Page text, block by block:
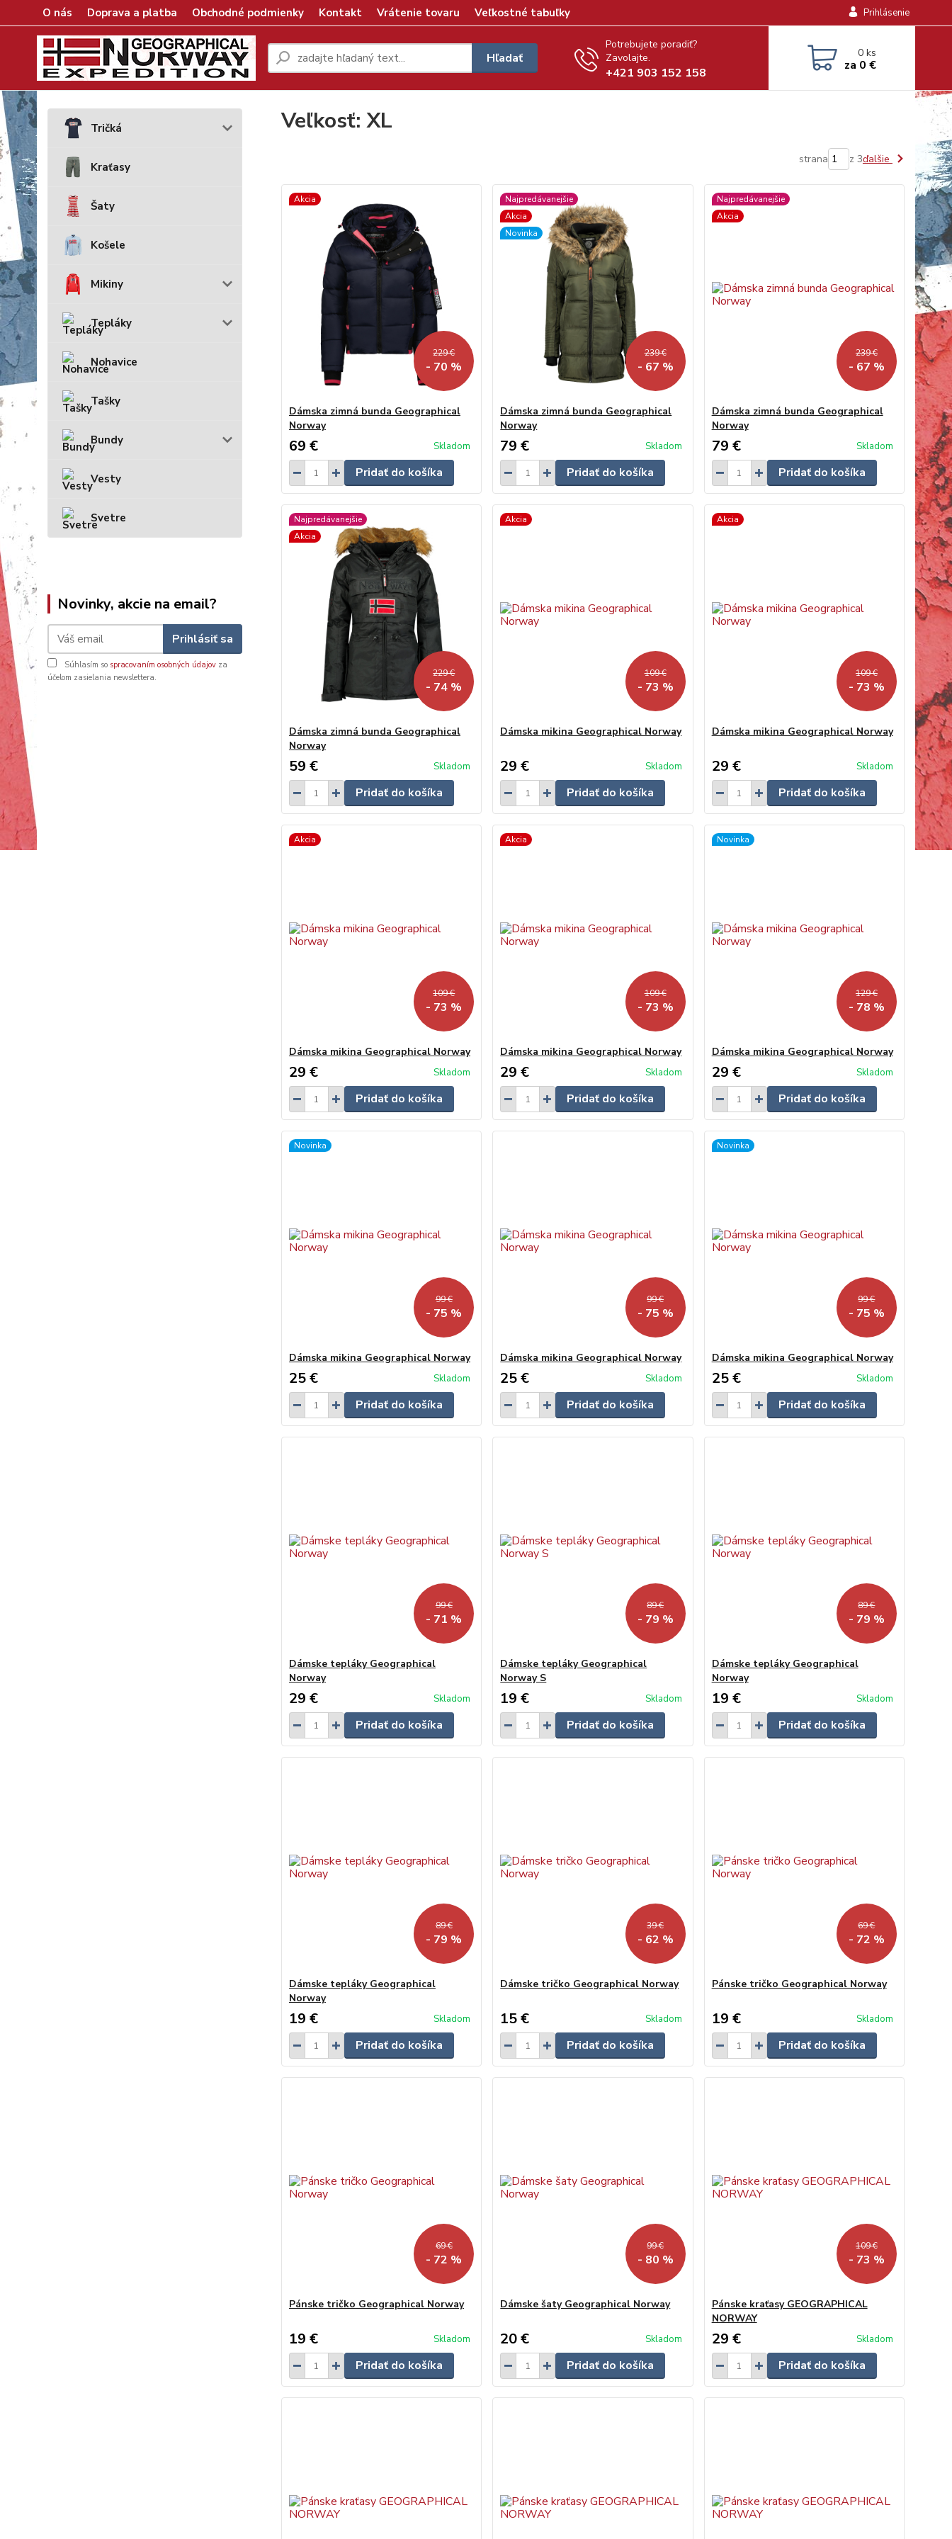
O nás Doprava a platba Obchodné podmienky Kontakt Vrátenie tovaru Veľkostné tabuľky Prihlásenie
Hľadať
Potrebujete poradiť?
Zavolajte.
+421 903 152 158
0ks
za 0 €
Tričká
Kraťasy
Šaty
Košele
Mikiny
Tepláky
Nohavice
Tašky
Bundy
Vesty
Svetre
Novinky, akcie na email?
Prihlásiť sa
Súhlasím so spracovaním osobných údajov za
účelom zasielania newslettera.
Veľkosť: XL
strana z 3ďalšie
Akcia
229 €
- 70 %
Dámska zimná bunda Geographical
Norway
69 € Skladom
Pridať do košíka
Najpredávanejšie
Akcia
Novinka
239 €
- 67 %
Dámska zimná bunda Geographical
Norway
79 € Skladom
Pridať do košíka
Najpredávanejšie
Akcia
239 €
- 67 %
Dámska zimná bunda Geographical
Norway
79 € Skladom
Pridať do košíka
Najpredávanejšie
Akcia
229 €
- 74 %
Dámska zimná bunda Geographical
Norway
59 € Skladom
Pridať do košíka
Akcia
109 €
- 73 %
Dámska mikina Geographical Norway
29 € Skladom
Pridať do košíka
Akcia
109 €
- 73 %
Dámska mikina Geographical Norway
29 € Skladom
Pridať do košíka
Akcia
109 €
- 73 %
Dámska mikina Geographical Norway
29 € Skladom
Pridať do košíka
Akcia
109 €
- 73 %
Dámska mikina Geographical Norway
29 € Skladom
Pridať do košíka
Novinka
129 €
- 78 %
Dámska mikina Geographical Norway
29 € Skladom
Pridať do košíka
Novinka
99 €
- 75 %
Dámska mikina Geographical Norway
25 € Skladom
Pridať do košíka
99 €
- 75 %
Dámska mikina Geographical Norway
25 € Skladom
Pridať do košíka
Novinka
99 €
- 75 %
Dámska mikina Geographical Norway
25 € Skladom
Pridať do košíka
99 €
- 71 %
Dámske tepláky Geographical
Norway
29 € Skladom
Pridať do košíka
89 €
- 79 %
Dámske tepláky Geographical
Norway S
19 € Skladom
Pridať do košíka
89 €
- 79 %
Dámske tepláky Geographical
Norway
19 € Skladom
Pridať do košíka
89 €
- 79 %
Dámske tepláky Geographical
Norway
19 € Skladom
Pridať do košíka
39 €
- 62 %
Dámske tričko Geographical Norway
15 € Skladom
Pridať do košíka
69 €
- 72 %
Pánske tričko Geographical Norway
19 € Skladom
Pridať do košíka
69 €
- 72 %
Pánske tričko Geographical Norway
19 € Skladom
Pridať do košíka
99 €
- 80 %
Dámske šaty Geographical Norway
20 € Skladom
Pridať do košíka
109 €
- 73 %
Pánske kraťasy GEOGRAPHICAL
NORWAY
29 € Skladom
Pridať do košíka